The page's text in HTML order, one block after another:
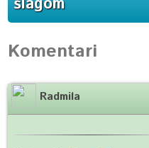
Komentari
Radmila